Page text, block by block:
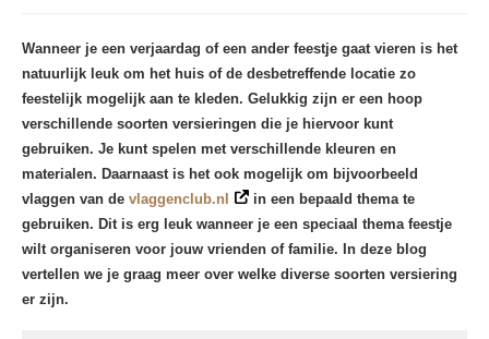
Wanneer je een verjaardag of een ander feestje gaat vieren is het
natuurlijk leuk om het huis of de desbetreffende locatie zo
feestelijk mogelijk aan te kleden. Gelukkig zijn er een hoop
verschillende soorten versieringen die je hiervoor kunt
gebruiken. Je kunt spelen met verschillende kleuren en
materialen. Daarnaast is het ook mogelijk om bijvoorbeeld
vlaggen van de vlaggenclub.nl
in een bepaald thema te
gebruiken. Dit is erg leuk wanneer je een speciaal thema feestje
wilt organiseren voor jouw vrienden of familie. In deze blog
vertellen we je graag meer over welke diverse soorten versiering
er zijn.